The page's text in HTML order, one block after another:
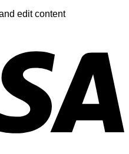
edit content